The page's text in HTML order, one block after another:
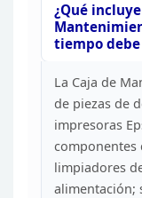
¿Qué
tiempo debe
La Caja de
de piezas de
impresoras
componentes
limpiadores
alimentación;